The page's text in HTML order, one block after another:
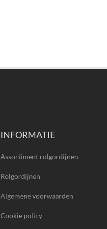
INFORMATIE
Assortiment rolgordijnen
Rolgordijnen
Algemene voorwaarden
Cookie policy